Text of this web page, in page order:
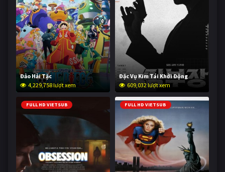
Đảo Hải Tặc
4,229,758 lượt xem
Đặc Vụ Kim Tái Khởi Động
609,032 lượt xem
FULL HD VIETSUB FULL HD VIETSUB